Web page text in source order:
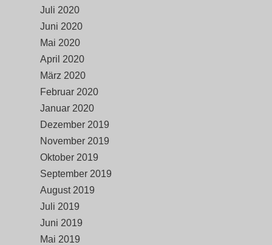
Juli 2020
Juni 2020
Mai 2020
April 2020
März 2020
Februar 2020
Januar 2020
Dezember 2019
November 2019
Oktober 2019
September 2019
August 2019
Juli 2019
Juni 2019
Mai 2019